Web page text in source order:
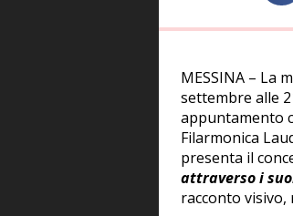
MESSINA – La
settembre alle
appuntamento
Filarmonica
presenta il
attraverso i
racconto